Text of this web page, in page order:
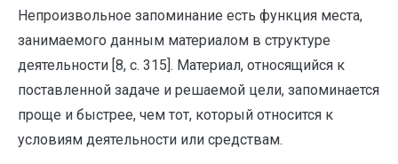
Непроизвольное запоминание есть функция места,
занимаемого данным материалом в структуре
деятельности [8, с. 315]. Материал, относящийся к
поставленной задаче и решаемой цели, запоминается
проще и быстрее, чем тот, который относится к
условиям деятельности или средствам.